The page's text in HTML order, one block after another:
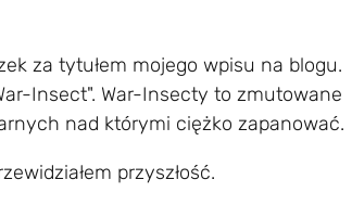
za tytułem mojego wpisu na blogu.
Insect". War-Insecty to zmutowane
nad którymi ciężko zapanować.
przyszłość.